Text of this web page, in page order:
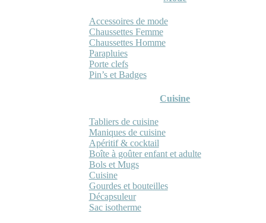
Accessoires de mode
Chaussettes Femme
Chaussettes Homme
Parapluies
Porte clefs
Pin’s et Badges
Cuisine
Tabliers de cuisine
Maniques de cuisine
Apéritif & cocktail
Boîte à goûter enfant et adulte
Bols et Mugs
Cuisine
Gourdes et bouteilles
Décapsuleur
Sac isotherme